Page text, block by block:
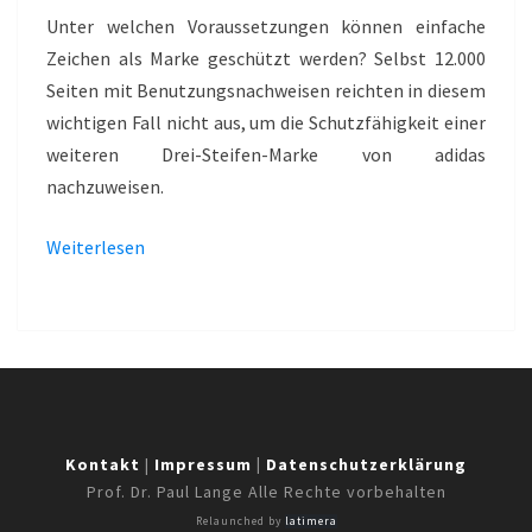
ADIDAS
Unter welchen Voraussetzungen können einfache
Zeichen als Marke geschützt werden? Selbst 12.000
Seiten mit Benutzungsnachweisen reichten in diesem
wichtigen Fall nicht aus, um die Schutzfähigkeit einer
weiteren Drei-Steifen-Marke von adidas
nachzuweisen.
Weiterlesen
Kontakt | Impressum | Datenschutzerklärung
Prof. Dr. Paul Lange Alle Rechte vorbehalten
Relaunched by latimera